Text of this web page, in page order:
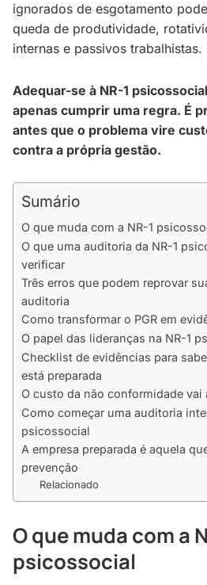
ignorados de esgotamento
queda de produtividade,
internas e passivos trabalhistas.
Adequar-se à NR-1
apenas cumprir uma regra. É
antes que o problema vire
contra a própria gestão.
Sumário
O que muda com a NR-1
O que uma auditoria da NR-1
verificar
Três erros que podem reprovar
auditoria
Como transformar o PGR em
O papel das lideranças na NR-1
Checklist de evidências para
está preparada
O custo da não conformidade vai
Como começar uma auditoria
psicossocial
A empresa preparada é aquela
prevenção
Relacionado
O que muda com a
psicossocial